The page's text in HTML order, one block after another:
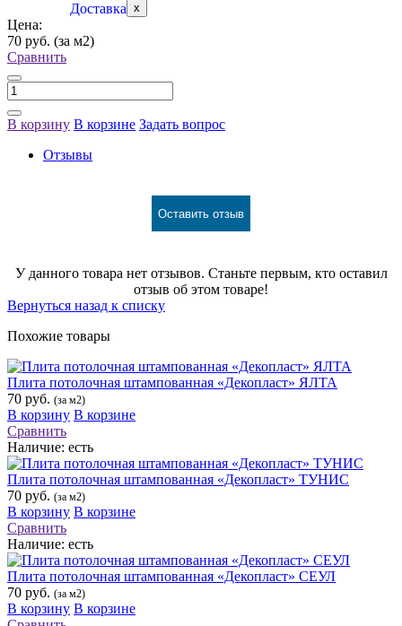
Доставка x
Цена:
70 руб. (за м2)
Сравнить
В корзину В корзине Задать вопрос
Отзывы
Оставить отзыв
У данного товара нет отзывов. Станьте первым, кто оставил
отзыв об этом товаре!
Вернуться назад к списку
Похожие товары
Плита потолочная штампованная «Декопласт» ЯЛТА
70 руб. (за м2)
В корзину В корзине
Сравнить
Наличие: есть
Плита потолочная штампованная «Декопласт» ТУНИС
70 руб. (за м2)
В корзину В корзине
Сравнить
Наличие: есть
Плита потолочная штампованная «Декопласт» СЕУЛ
70 руб. (за м2)
В корзину В корзине